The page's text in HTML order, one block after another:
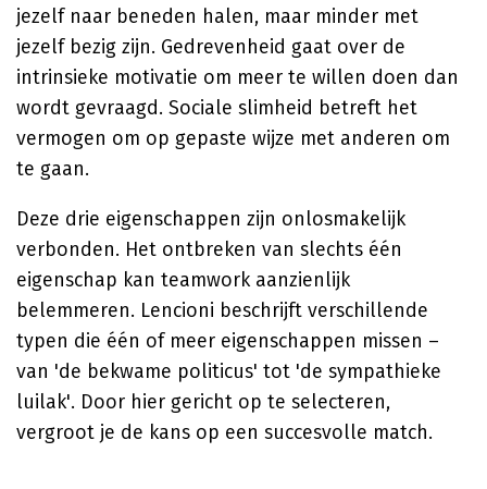
jezelf naar beneden halen, maar minder met
jezelf bezig zijn. Gedrevenheid gaat over de
intrinsieke motivatie om meer te willen doen dan
wordt gevraagd. Sociale slimheid betreft het
vermogen om op gepaste wijze met anderen om
te gaan.
Deze drie eigenschappen zijn onlosmakelijk
verbonden. Het ontbreken van slechts één
eigenschap kan teamwork aanzienlijk
belemmeren. Lencioni beschrijft verschillende
typen die één of meer eigenschappen missen –
van 'de bekwame politicus' tot 'de sympathieke
luilak'. Door hier gericht op te selecteren,
vergroot je de kans op een succesvolle match.